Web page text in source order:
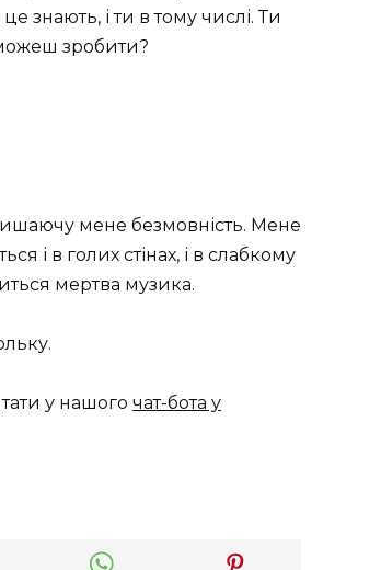
знають, і ти в тому числі. Ти
зробити?
мене безмовність. Мене
і в голих стінах, і в слабкому
мертва музика.
у нашого чат-бота у